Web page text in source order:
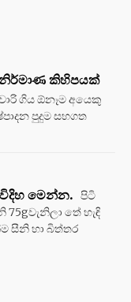
කිහිපයක්
ගිය ඕනෑම අයෙකු
පුදුම සහගත
විදිහ මෙන්න. පිටි
තේ හැඳි
සීනි හා බිත්තර